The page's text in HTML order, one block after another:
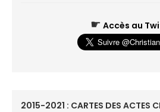
☛ Accès au
2015-2021 : CARTES DES ACTES